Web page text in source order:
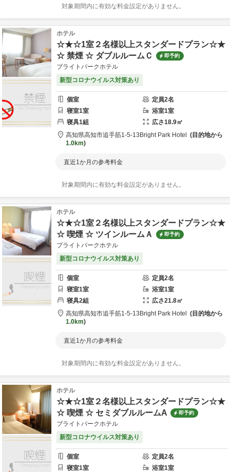
対象期間内に有効な料金設定がありません。
ホテル
☆★☆1室２名様以上スタンダードプラン☆★
☆ 禁煙 ☆ ダブルルームＣ
即予約
ブライトパークホテル
新型コロナウイルス対策あり
個室 定員2名
寝室1室 浴室1室
寝具1組 広さ18.9㎡
高知県高知市追手筋1-5-13 Bright Park Hotel
目的地から
1.0km
直近1か月の参考料金
対象期間内に有効な料金設定がありません。
ホテル
☆★☆1室２名様以上スタンダードプラン☆★
☆ 喫煙 ☆ ツインルームＡ
即予約
ブライトパークホテル
新型コロナウイルス対策あり
個室 定員2名
寝室1室 浴室1室
寝具2組 広さ21.8㎡
高知県高知市追手筋1-5-13 Bright Park Hotel
目的地から
1.0km
直近1か月の参考料金
対象期間内に有効な料金設定がありません。
ホテル
☆★☆1室２名様以上スタンダードプラン☆★
☆ 喫煙 ☆ セミダブルルームA
即予約
ブライトパークホテル
新型コロナウイルス対策あり
個室 定員2名
寝室1室 浴室1室